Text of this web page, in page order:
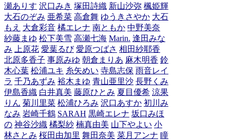
瀬ありす 沢口みき 塚田詩織 新山沙弥 楓姫輝
大石のぞみ 亜希菜 高倉舞 ゆうきさやか 大石
もえ 大倉彩音 橘エレナ 南ともか 中野美奈
紗藤まゆ 松下美雪 高瀬七海 Marin. 逢田みな
み
上原花 愛葉るび 愛原つばさ 相田紗耶香
北原多香子 事原みゆ 朝倉まりあ 麻木明香 鈴
木心葉 松浦ユキ 糸矢めい 寺島志保 雨音レイ
ラ 千乃あずみ 裕木まゆ 青山亜里沙 長野くみ
伊島香織 白井真美 藤原ひとみ 夏目優希 涼果
りん 菊川里菜 松浦ひろみ 沢口あすか 初川み
なみ 岩崎千鶴 SARAH 黒崎エレナ 坂口みほ
の 神谷沙織 橘梨紗 楠真由美 山下やよい 小
林さとみ 桜田由加里 舞田奈美 菜月アンナ 瞳